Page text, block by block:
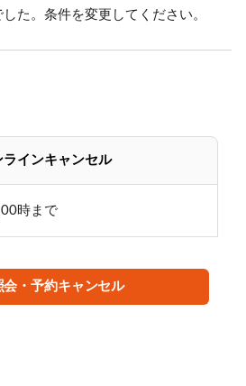
た。条件を変更してください。
ラインキャンセル
時まで
会・予約キャンセル